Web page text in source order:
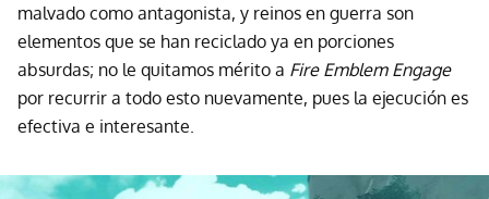
malvado como antagonista, y reinos en guerra son
elementos que se han reciclado ya en porciones
absurdas; no le quitamos mérito a Fire Emblem Engage
por recurrir a todo esto nuevamente, pues la ejecución es
efectiva e interesante.